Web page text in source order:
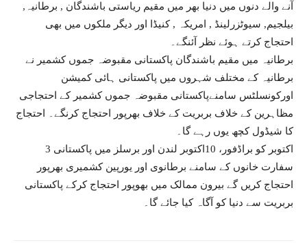
آنے والے دنوں میں دنیا بھر میں مقیم ریاستی باشندگان , برطانیہ,
بیلجیم, سیوٹزرلینڈ , امریکہ , کنیڈا اور دیگر ملکوں میں بھی
احتجاج کرتے ہوئے نظر آئنگے۔
برطانیہ میں مقیم باشندگان پاکستانی مقبوضہ جموں کشمیر نے
برطانیہ کے مختلف شہروں میں پاکستانی ہائی کمیشن
اورکونسلٹس سامنےپاکستانی مقبوضہ جموں کشمیر کے احتجاجی
مظاہرین کے خلاف بربریت کے خلاف بھرپور احتجاج کرنگے۔ احتجاج
کا شیڈول کچھ یوں رہے گا۔
3 اکتوبر کو براڈفور، 10اکتوبر لندن اور برسلز میں پاکستانی
سفارت خانوں کے سامنے برطانوی اور یورپین کشمیری بھرپور
احتجاج کریں گے بیرون ممالک میں بھوپور احتجاج کرکے پاکستانی
بربریت سے دنیا کو آگاہ کیا جائے گا۔